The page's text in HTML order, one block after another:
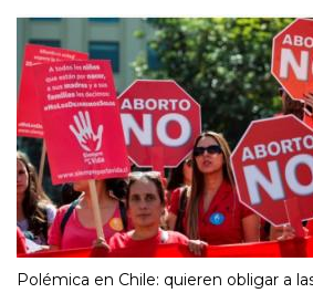
Polémica en Chile: quieren obligar a